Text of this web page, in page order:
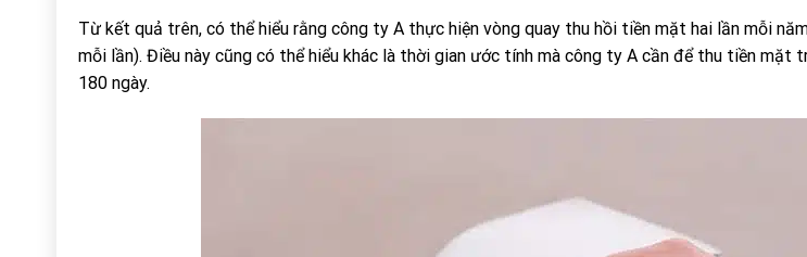
Từ kết quả trên, có thể hiểu rằng công ty A thực hiện vòng quay thu hồi tiền mặt hai lần mỗi
mỗi lần). Điều này cũng có thể hiểu khác là thời gian ước tính mà công ty A cần để thu tiền mặt
180 ngày.